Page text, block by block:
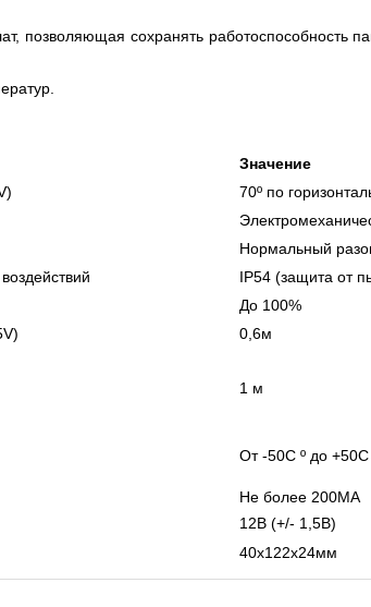
позволяющая сохранять работоспособность
Значение
70º по
Нормальный
IP54 (защита от
До 100%
0,6м
1 м
От -50С º до +50С
Не более 200МА
12В (+/- 1,5В)
40х122х24мм